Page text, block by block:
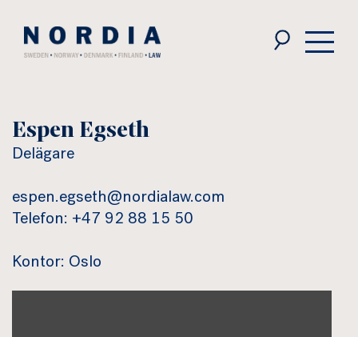
Law
Espen Egseth
Delägare
espen.egseth@nordialaw.com
Telefon: +47 92 88 15 50
Kontor: Oslo